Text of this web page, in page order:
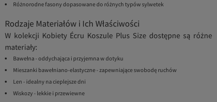
Różnorodne fasony dopasowane do różnych typów sylwetek
Rodzaje Materiałów i Ich Właściwości
W kolekcji Kobiety Écru Koszule Plus Size dostępne są różne
materiały:
Bawełna - oddychająca i przyjemna w dotyku
Mieszanki bawełniano-elastyczne - zapewniające swobodę ruchów
Len - idealny na cieplejsze dni
Wiskozy - lekkie i przewiewne